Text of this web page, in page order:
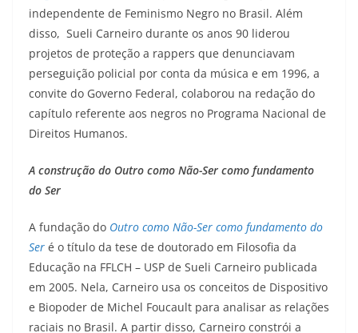
independente de Feminismo Negro no Brasil. Além
disso, Sueli Carneiro durante os anos 90 liderou
projetos de proteção a rappers que denunciavam
perseguição policial por conta da música e em 1996, a
convite do Governo Federal, colaborou na redação do
capítulo referente aos negros no Programa Nacional de
Direitos Humanos.
A construção do Outro como Não-Ser como fundamento
do Ser
A fundação do Outro como Não-Ser como fundamento do
Ser é o título da tese de doutorado em Filosofia da
Educação na FFLCH – USP de Sueli Carneiro publicada
em 2005. Nela, Carneiro usa os conceitos de Dispositivo
e Biopoder de Michel Foucault para analisar as relações
raciais no Brasil. A partir disso, Carneiro constrói a